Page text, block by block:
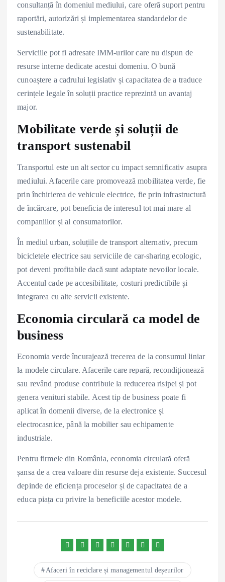
consultanță în domeniul mediului, care oferă suport pentru
raportări, autorizări și implementarea standardelor de
sustenabilitate.
Serviciile pot fi adresate IMM-urilor care nu dispun de
resurse interne dedicate acestui domeniu. O bună
cunoaștere a cadrului legislativ și capacitatea de a traduce
cerințele legale în soluții practice reprezintă un avantaj
major.
Mobilitate verde și soluții de
transport sustenabil
Transportul este un alt sector cu impact semnificativ asupra
mediului. Afacerile care promovează mobilitatea verde, fie
prin închirierea de vehicule electrice, fie prin infrastructură
de încărcare, pot beneficia de interesul tot mai mare al
companiilor și al consumatorilor.
În mediul urban, soluțiile de transport alternativ, precum
bicicletele electrice sau serviciile de car-sharing ecologic,
pot deveni profitabile dacă sunt adaptate nevoilor locale.
Accentul cade pe accesibilitate, costuri predictibile și
integrarea cu alte servicii existente.
Economia circulară ca model de
business
Economia verde încurajează trecerea de la consumul liniar
la modele circulare. Afacerile care repară, recondiționează
sau revând produse contribuie la reducerea risipei și pot
genera venituri stabile. Acest tip de business poate fi
aplicat în domenii diverse, de la electronice și
electrocasnice, până la mobilier sau echipamente
industriale.
Pentru firmele din România, economia circulară oferă
șansa de a crea valoare din resurse deja existente. Succesul
depinde de eficiența proceselor și de capacitatea de a
educa piața cu privire la beneficiile acestor modele.
Afaceri în reciclare și managementul deșeurilor